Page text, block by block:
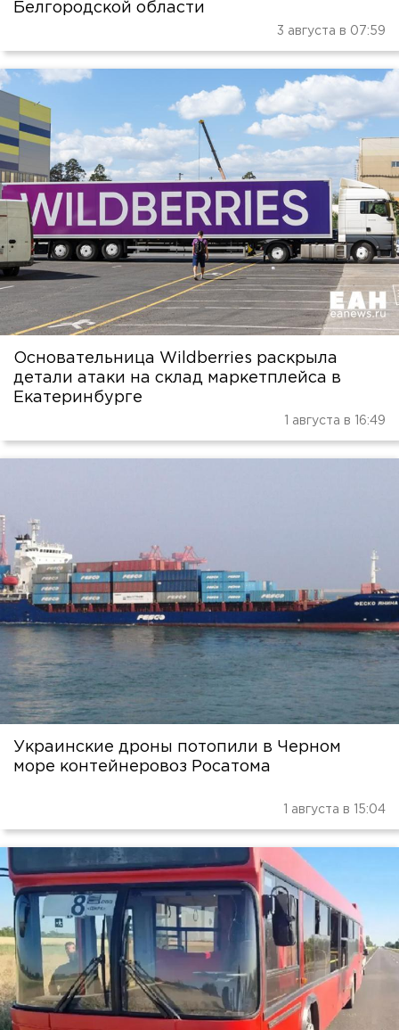
Белгородской области
3 августа в 07:59
Основательница Wildberries раскрыла
детали атаки на склад маркетплейса в
Екатеринбурге
1 августа в 16:49
Украинские дроны потопили в Черном
море контейнеровоз Росатома
1 августа в 15:04